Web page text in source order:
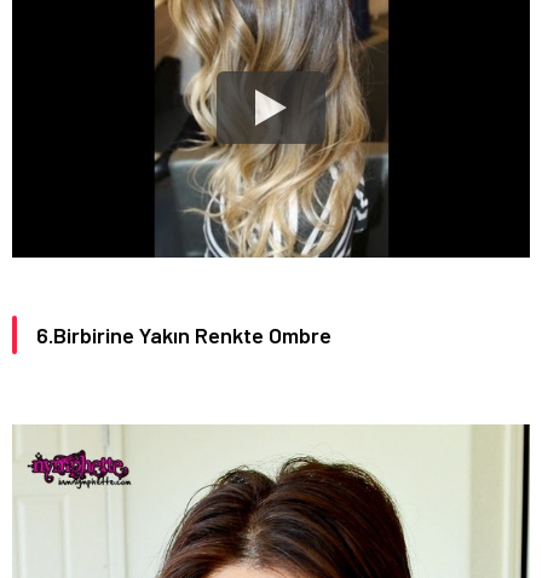
6.Birbirine Yakın Renkte Ombre